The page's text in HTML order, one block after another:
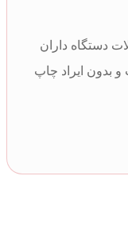
دستگاه داران
بدون ایراد چاپ